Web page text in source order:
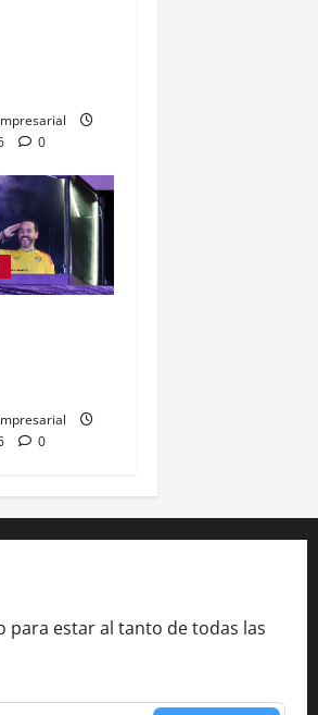
0
0
para estar al tanto de todas las